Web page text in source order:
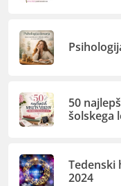
50
šolskega
Tedenski
2024